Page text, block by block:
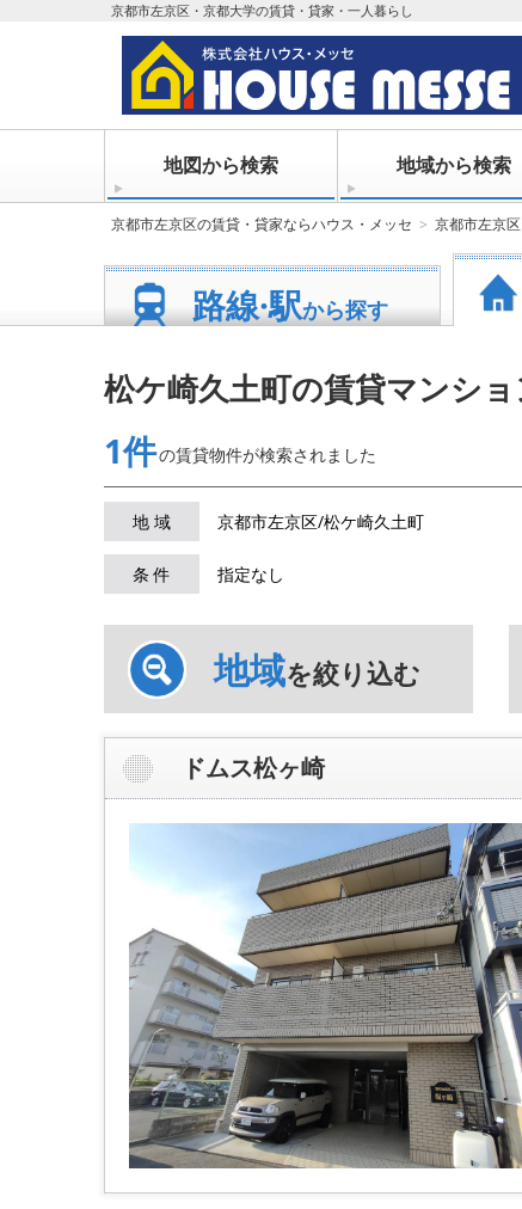
京都市左京区・京都大学の賃貸・貸家・一人暮らし
地図から検索 地域から検索
京都市左京区の賃貸・貸家ならハウス・メッセ 京都市左京区
路線·駅から探す
松ケ崎久土町の賃貸マンシ
1件の賃貸物件が検索されました
地 域 京都市左京区/松ケ崎久土町
条 件 指定なし
地域を絞り込む
ドムス松ヶ崎